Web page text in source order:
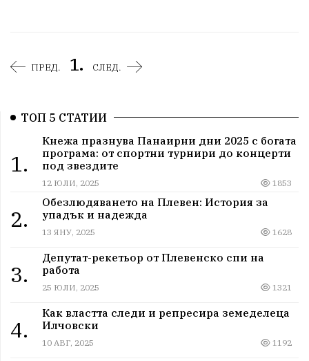
ПРЕД. 1. СЛЕД.
ТОП 5 СТАТИИ
1.
Кнежа празнува Панаирни дни 2025 с богата
програма: от спортни турнири до концерти
под звездите
12 ЮЛИ, 2025 1853
2.
Обезлюдяването на Плевен: История за
упадък и надежда
13 ЯНУ, 2025 1628
3.
Депутат-рекетьор от Плевенско спи на
работа
25 ЮЛИ, 2025 1321
4.
Как властта следи и репресира земеделеца
Илчовски
10 АВГ, 2025 1192